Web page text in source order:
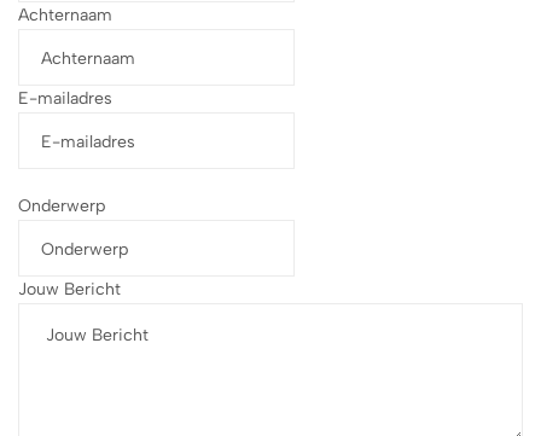
Achternaam
E-mailadres
Onderwerp
Jouw Bericht